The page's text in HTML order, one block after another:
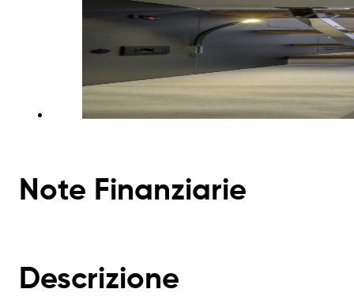
Note Finanziarie
Descrizione